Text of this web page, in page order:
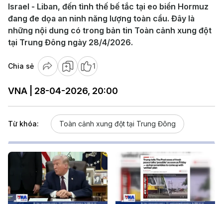
Israel - Liban, đến tình thế bế tắc tại eo biển Hormuz
đang đe dọa an ninh năng lượng toàn cầu. Đây là
những nội dung có trong bản tin Toàn cảnh xung đột
tại Trung Đông ngày 28/4/2026.
Chia sẻ 1
VNA | 28-04-2026, 20:00
Từ khóa: Toàn cảnh xung đột tại Trung Đông